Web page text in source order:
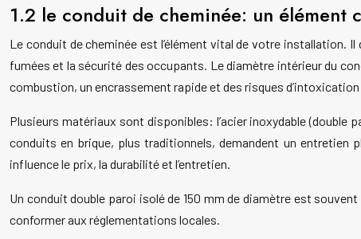
1.2 le conduit de cheminée: un élément
Le conduit de cheminée est l’élément vital de votre
fumées et la sécurité des occupants. Le diamètre intérieur du
combustion, un encrassement rapide et des risques
Plusieurs matériaux sont disponibles: l’acier inoxydable
conduits en brique, plus traditionnels, demandent un entretien
influence le prix, la durabilité et l’entretien.
Un conduit double paroi isolé de 150 mm de diamètre est
conformer aux réglementations locales.